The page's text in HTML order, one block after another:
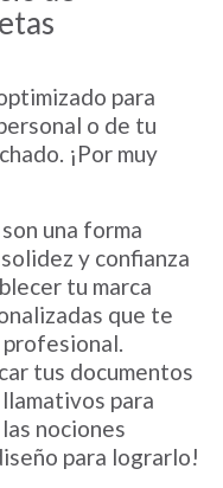
para
o de tu
¡Por muy
una forma
y confianza
tu marca
que te
tus documentos
para
nociones
para lograrlo!